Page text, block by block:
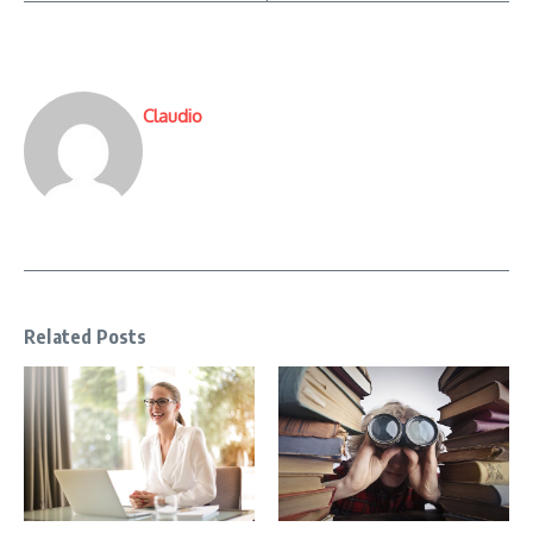
Claudio
Related Posts